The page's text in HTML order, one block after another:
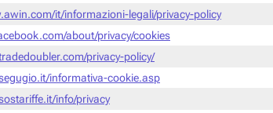
it/informazioni-legali/privacy-policy
about/privacy/cookies
privacy-policy/
informativa-cookie.asp
info/privacy